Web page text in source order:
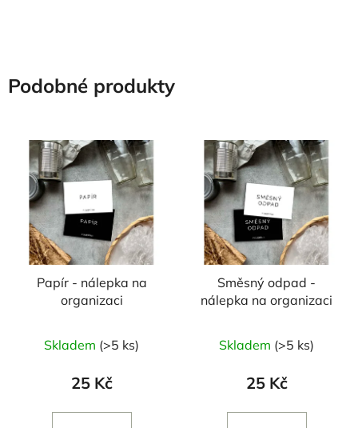
Podobné produkty
Papír - nálepka na
organizaci
Skladem (>5 ks)
25 Kč
Směsný odpad -
nálepka na organizaci
Skladem (>5 ks)
25 Kč